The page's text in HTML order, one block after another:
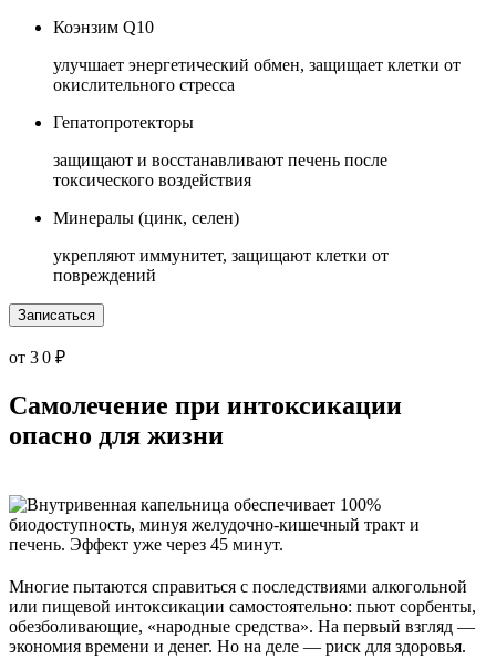
Коэнзим Q10
улучшает энергетический обмен, защищает клетки от
окислительного стресса
Гепатопротекторы
защищают и восстанавливают печень после
токсического воздействия
Минералы (цинк, селен)
укрепляют иммунитет, защищают клетки от
повреждений
Записаться
от 3 0 ₽
Самолечение при интоксикации
опасно для жизни
Многие пытаются справиться с последствиями алкогольной
или пищевой интоксикации самостоятельно: пьют сорбенты,
обезболивающие, «народные средства». На первый взгляд —
экономия времени и денег. Но на деле — риск для здоровья.